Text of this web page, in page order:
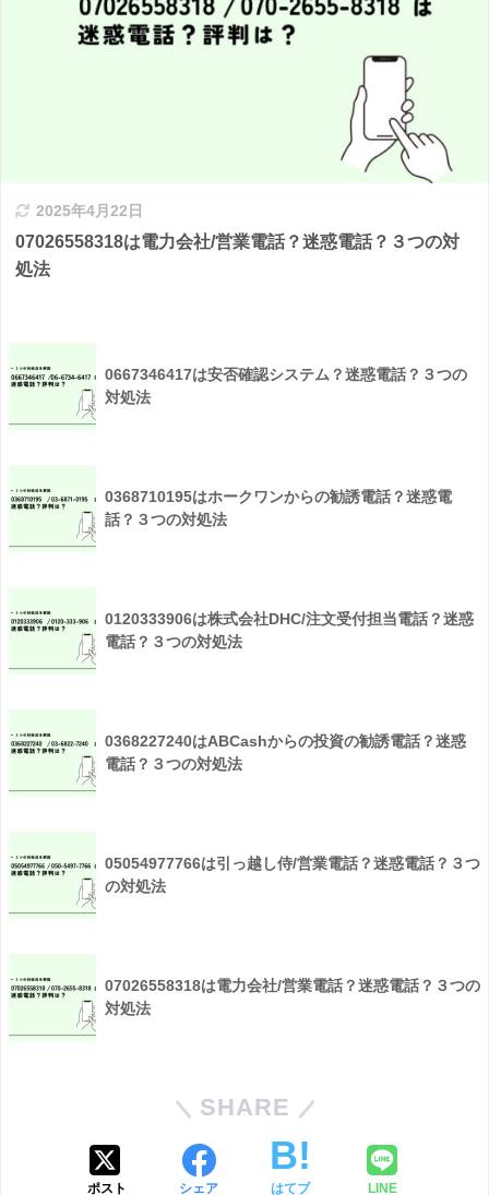
2025年4月22日
07026558318は電力会社/営業電話？迷惑電話？３つの対
処法
0667346417は安否確認システム？迷惑電話？３つの
対処法
0368710195はホークワンからの勧誘電話？迷惑電
話？３つの対処法
0120333906は株式会社DHC/注文受付担当電話？迷惑
電話？３つの対処法
0368227240はABCashからの投資の勧誘電話？迷惑
電話？３つの対処法
05054977766は引っ越し侍/営業電話？迷惑電話？３つ
の対処法
07026558318は電力会社/営業電話？迷惑電話？３つの
対処法
SHARE
ポスト シェア はてブ LINE